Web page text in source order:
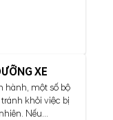
XE
hành, một số bộ
khỏi việc bị
Nếu...